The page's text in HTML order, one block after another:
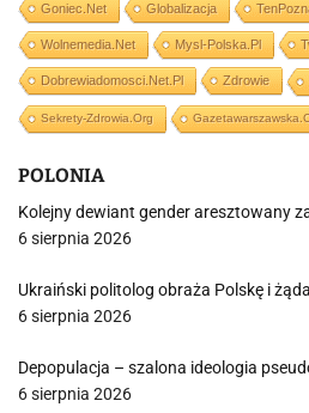
Goniec.net Globalizacja
Wolnemedia.net Mysl-Polska.pl
Dobrewiadomosci.net.pl Zdrowie
Sekrety-Zdrowia.org
POLONIA
Kolejny dewiant gender aresztowany
6 sierpnia 2026
Ukraiński politolog obraża Polskę i
6 sierpnia 2026
Depopulacja – szalona ideologia
6 sierpnia 2026